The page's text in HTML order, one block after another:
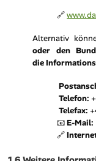
🔗
Alternativ
oder den
die
Telefon:
Telefax:
📧E-Mail:
🔗